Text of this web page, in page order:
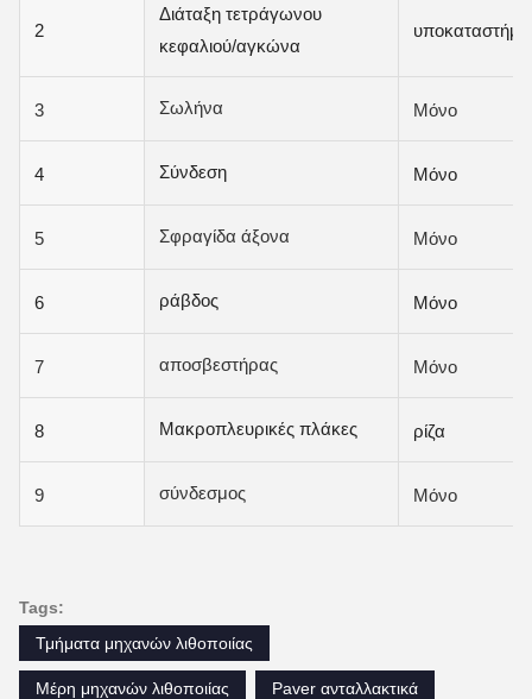
2
Διάταξη τετράγωνου
κεφαλιού/αγκώνα
3 Σωλήνα Μόνο
4 Σύνδεση Μόνο
5 Σφραγίδα άξονα Μόνο
6 ράβδος Μόνο
7 αποσβεστήρας Μόνο
8 Μακροπλευρικές πλάκες ρίζα
9 σύνδεσμος Μόνο
Tags:
Τμήματα μηχανών λιθοποιίας
Μέρη μηχανών λιθοποιίας Paver ανταλλακτικά